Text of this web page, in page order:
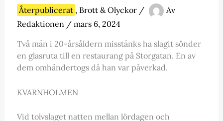
Återpublicerat , Brott & Olyckor/
Av
Redaktionen / mars 6, 2024
Två män i 20-årsåldern misstänks ha slagit sönder
en glasruta till en restaurang på Storgatan. En av
dem omhändertogs då han var påverkad.
KVARNHOLMEN
Vid tolvslaget natten mellan lördagen och